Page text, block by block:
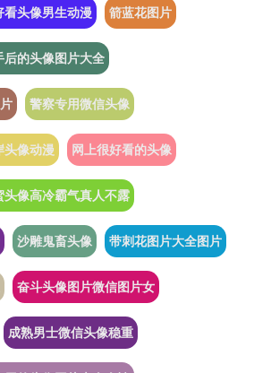
看头像男生动漫 箭蓝花图片
后的头像图片大全
警察专用微信头像
头像动漫 网上很好看的头像
头像高冷霸气真人不露
沙雕鬼畜头像 带刺花图片大全图片
奋斗头像图片微信图片女
成熟男士微信头像稳重